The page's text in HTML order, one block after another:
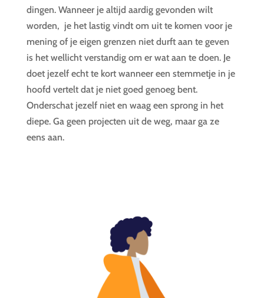
dingen. Wanneer je altijd aardig gevonden wilt
worden, je het lastig vindt om uit te komen voor je
mening of je eigen grenzen niet durft aan te geven
is het wellicht verstandig om er wat aan te doen. Je
doet jezelf echt te kort wanneer een stemmetje in je
hoofd vertelt dat je niet goed genoeg bent.
Onderschat jezelf niet en waag een sprong in het
diepe. Ga geen projecten uit de weg, maar ga ze
eens aan.